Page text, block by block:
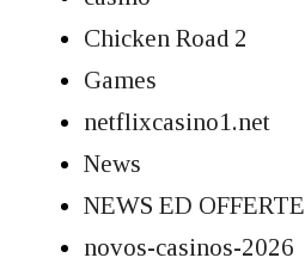
Chicken Road 2
Games
netflixcasino1.net
News
NEWS ED OFFERTE
novos-casinos-2026